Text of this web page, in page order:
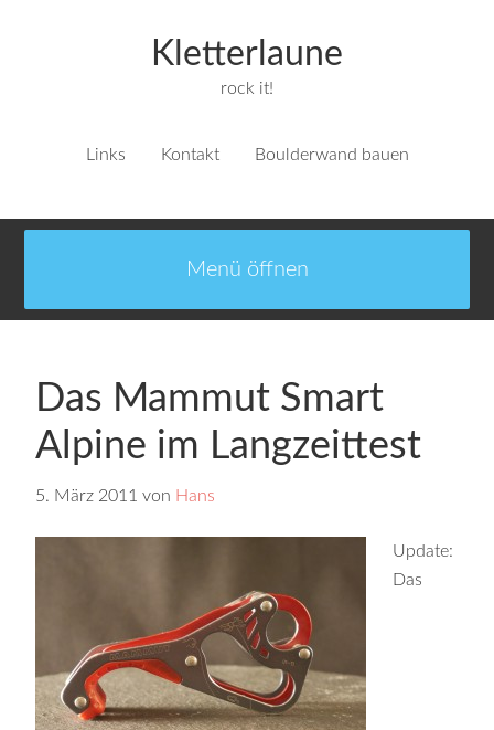
Kletterlaune
rock it!
Links Kontakt Boulderwand bauen
Das Mammut Smart
Alpine im Langzeittest
5. März 2011 von Hans
Update:
Das